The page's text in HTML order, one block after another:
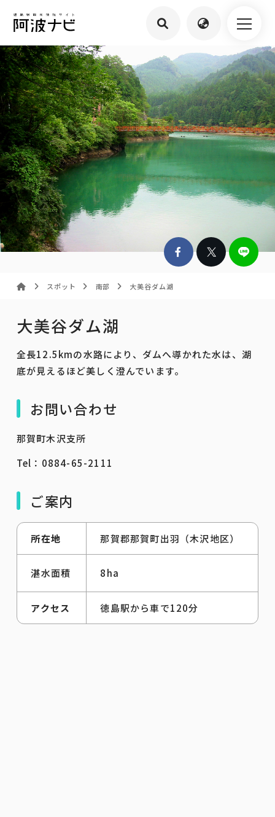
スポット 南部 大美谷ダム湖
大美谷ダム湖
全長12.5kmの水路により、ダムへ導かれた水は、湖
底が見えるほど美しく澄んでいます。
お問い合わせ
那賀町木沢支所
Tel：0884-65-2111
ご案内
所在地 那賀郡那賀町出羽（木沢地区）
湛水面積 8ha
アクセス 徳島駅から車で120分